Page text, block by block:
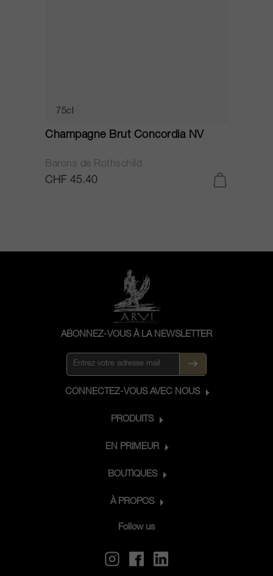
75cl
Champagne Brut Concordia NV
Barons de Rothschild
CHF 45.40
ABONNEZ-VOUS À LA NEWSLETTER
CONNECTEZ-VOUS AVEC NOUS
PRODUITS
EN PRIMEUR
BOUTIQUES
À PROPOS
Follow us